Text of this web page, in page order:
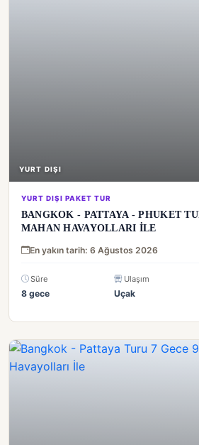
YURT DIŞI
YURT DIŞI PAKET TUR
BANGKOK - PATTAYA - PHUKET
MAHAN HAVAYOLLARI İLE
En yakın tarih: 6 Ağustos 2026
Süre
8 gece
Ulaşım
Uçak